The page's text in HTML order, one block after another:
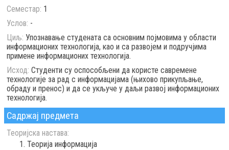
Семестар: 1
Услов: -
Циљ: Упознавање студената са основним појмовима у области
информационих технологија, као и са развојем и подручјима
примене информационих технологија.
Исход: Студенти су оспособљени да користе савремене
технологије за рад с информацијама (њихово прикупљање,
обраду и пренос) и да се укључе у даљи развој информационих
технологија.
Садржај предмета
Теоријска настава:
Теорија информација